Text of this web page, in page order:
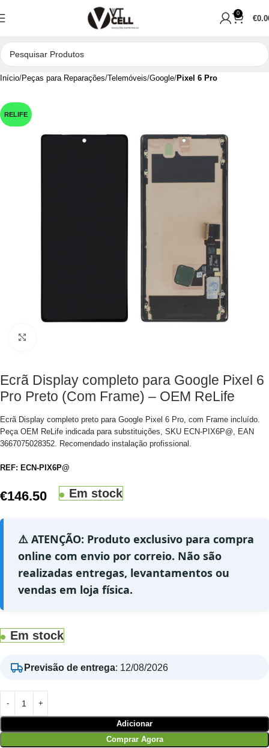
0
€
Início Peças para Reparações Telemóveis Google Pixel 6 Pro
RELIFE
Ecrã Display completo para Google Pixel 6
Pro Preto (Com Frame) – OEM ReLife
Ecrã Display completo preto para Google Pixel 6 Pro, com Frame incluído.
Peça OEM ReLife indicada para substituições, SKU ECN-PIX6P@, EAN
3667075028352. Recomendado instalação profissional.
REF: ECN-PIX6P@
€146.50 Em stock
⚠️ ATENÇÃO: Produto exclusivo para compra
online com envio por correio. Não são
realizadas entregas, levantamentos ou
vendas em loja física.
Em stock
Previsão de entrega: 12/08/2026
Adicionar
Comprar Agora